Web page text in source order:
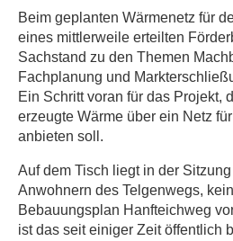
Beim geplanten Wärmenetz für
eines mittlerweile erteilten
Sachstand zu den Themen
Fachplanung und
Ein Schritt voran für das Projekt,
erzeugte Wärme über ein Netz
anbieten soll.
Auf dem Tisch liegt in der
Anwohnern des Telgenwegs,
Bebauungsplan Hanfteichweg
ist das seit einiger Zeit öffentlich